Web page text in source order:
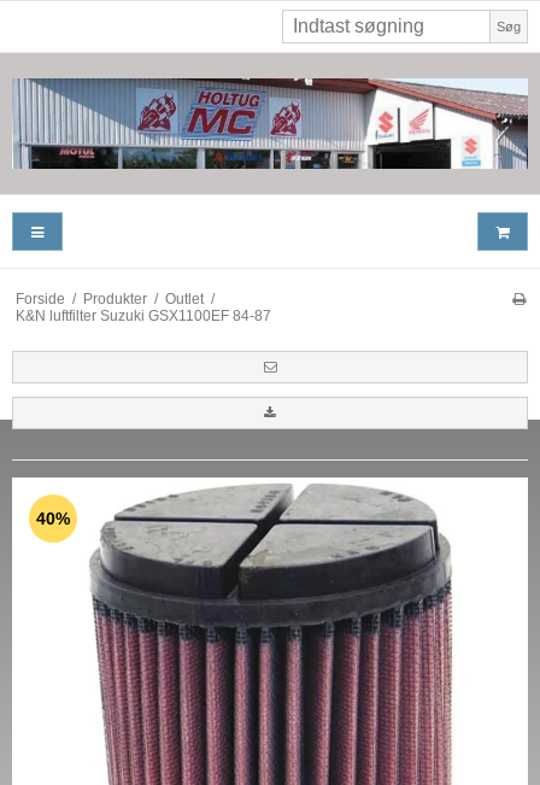
Søg
Forside / Produkter / Outlet /
K&N luftfilter Suzuki GSX1100EF 84-87
40%